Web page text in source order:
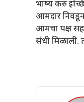
भाष्य करु
आमदार
आमचा पक्ष
संधी